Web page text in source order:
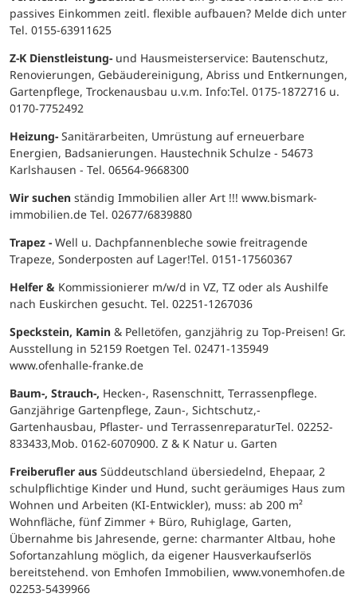
passives Einkommen zeitl. flexible aufbauen? Melde dich unter
Tel. 0155-63911625
Z-K Dienstleistung- und Hausmeisterservice: Bautenschutz,
Renovierungen, Gebäudereinigung, Abriss und Entkernungen,
Gartenpflege, Trockenausbau u.v.m. Info:Tel. 0175-1872716 u.
0170-7752492
Heizung- Sanitärarbeiten, Umrüstung auf erneuerbare
Energien, Badsanierungen. Haustechnik Schulze - 54673
Karlshausen - Tel. 06564-9668300
Wir suchen ständig Immobilien aller Art !!! www.bismark-
immobilien.de Tel. 02677/6839880
Trapez - Well u. Dachpfannenbleche sowie freitragende
Trapeze, Sonderposten auf Lager!Tel. 0151-17560367
Helfer & Kommissionierer m/w/d in VZ, TZ oder als Aushilfe
nach Euskirchen gesucht. Tel. 02251-1267036
Speckstein, Kamin & Pelletöfen, ganzjährig zu Top-Preisen! Gr.
Ausstellung in 52159 Roetgen Tel. 02471-135949
www.ofenhalle-franke.de
Baum-, Strauch-, Hecken-, Rasenschnitt, Terrassenpflege.
Ganzjährige Gartenpflege, Zaun-, Sichtschutz,-
Gartenhausbau, Pflaster- und TerrassenreparaturTel. 02252-
833433,Mob. 0162-6070900. Z & K Natur u. Garten
Freiberufler aus Süddeutschland übersiedelnd, Ehepaar, 2
schulpflichtige Kinder und Hund, sucht geräumiges Haus zum
Wohnen und Arbeiten (KI-Entwickler), muss: ab 200 m²
Wohnfläche, fünf Zimmer + Büro, Ruhiglage, Garten,
Übernahme bis Jahresende, gerne: charmanter Altbau, hohe
Sofortanzahlung möglich, da eigener Hausverkaufserlös
bereitstehend. von Emhofen Immobilien, www.vonemhofen.de
02253-5439966